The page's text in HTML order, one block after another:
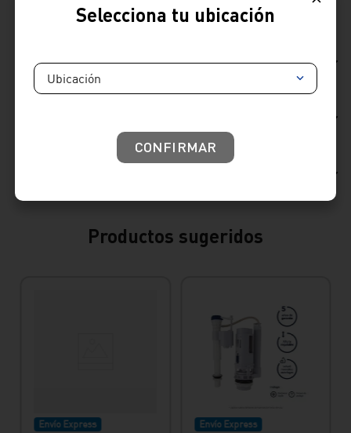
Ficha Técnica
Productos sugeridos
Envío Express Envío Express
Selecciona tu ubicación
Ubicación
CONFIRMAR